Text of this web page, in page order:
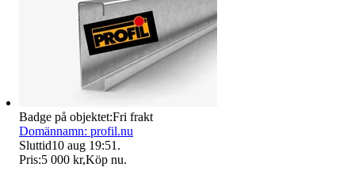
Badge på objektet:Fri frakt
Domännamn: profil.nu
Sluttid10 aug 19:51 .
Pris:5 000 kr,Köp nu.